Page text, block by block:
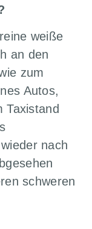
weiße
an den
zum
Autos,
Taxistand
nach
schweren